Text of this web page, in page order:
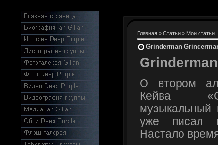
Главная » Статьи » Мои статьи
Grinderman
О втором
Кейва
музыкальный
уже писал
Настало